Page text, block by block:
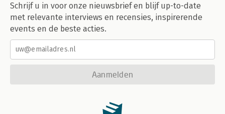
Schrijf u in voor onze nieuwsbrief en blijf up-to-date
met relevante interviews en recensies, inspirerende
events en de beste acties.
Aanmelden